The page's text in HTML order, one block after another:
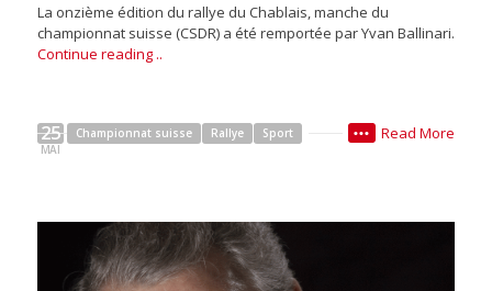
La onzième édition du rallye du Chablais, manche du
championnat suisse (CSDR) a été remportée par Yvan Ballinari.
Continue reading ..
25
MAI
Championnat suisse Rallye Sport Read More
•••